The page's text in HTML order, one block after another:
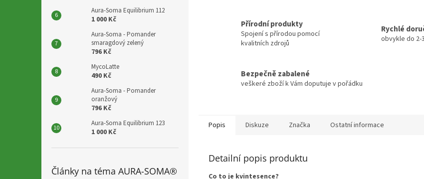
Aura-Soma Equilibrium 112
1 000 Kč
Aura-Soma - Pomander
smaragdový zelený
796 Kč
MycoLatte
490 Kč
Aura-Soma - Pomander
oranžový
796 Kč
Aura-Soma Equilibrium 123
1 000 Kč
Články na téma AURA-SOMA®
Přírodní produkty
Spojení s přírodou pomocí
kvalitních zdrojů
Rychlé
obvykle do 2-
Bezpečně zabalené
veškeré zboží k Vám doputuje v pořádku
Popis Diskuze Značka Ostatní informace
Detailní popis produktu
Co to je kvintesence?